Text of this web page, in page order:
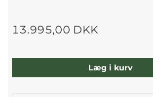
13.995,00 DKK
Læg i kurv